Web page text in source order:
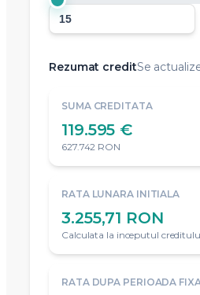
Rezumat creditSe
SUMA CREDITATA
119.595 €
627.742 RON
RATA LUNARA INITIALA
3.255,71 RON
Calculata la inceputul
RATA DUPA PERIOADA